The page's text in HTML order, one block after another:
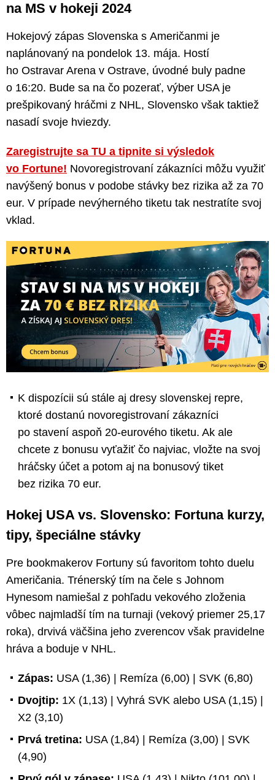
na MS v hokeji 2024
Hokejový zápas Slovenska s Američanmi je
naplánovaný na pondelok 13. mája. Hostí
ho Ostravar Arena v Ostrave, úvodné buly padne
o 16:20. Bude sa na čo pozerať, výber USA je
prešpikovaný hráčmi z NHL, Slovensko však taktiež
nasadí svoje hviezdy.
Zaregistrujte sa TU a tipnite si výsledok
vo Fortune! Novoregistrovaní zákazníci môžu využiť
navýšený bonus v podobe stávky bez rizika až za 70
eur. V prípade nevýherného tiketu tak nestratíte svoj
vklad.
K dispozícii sú stále aj dresy slovenskej repre,
ktoré dostanú novoregistrovaní zákazníci
po stavení aspoň 20-eurového tiketu. Ak ale
chcete z bonusu vyťažiť čo najviac, vložte na svoj
hráčsky účet a potom aj na bonusový tiket
bez rizika 70 eur.
Hokej USA vs. Slovensko: Fortuna kurzy,
tipy, špeciálne stávky
Pre bookmakerov Fortuny sú favoritom tohto duelu
Američania. Trénerský tím na čele s Johnom
Hynesom namiešal z pohľadu vekového zloženia
vôbec najmladší tím na turnaji (vekový priemer 25,17
roka), drvivá väčšina jeho zverencov však pravidelne
hráva a boduje v NHL.
Zápas: USA (1,36) | Remíza (6,00) | SVK (6,80)
Dvojtip: 1X (1,13) | Vyhrá SVK alebo USA (1,15) |
X2 (3,10)
Prvá tretina: USA (1,84) | Remíza (3,00) | SVK
(4,90)